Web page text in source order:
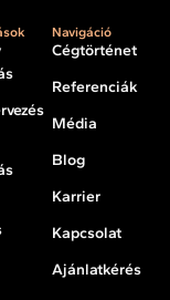
Navigáció
Cégtörténet
Referenciák
Média
Blog
Karrier
Kapcsolat
Ajánlatkérés